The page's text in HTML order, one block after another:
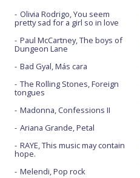
Olivia Rodrigo, You seem
pretty sad for a girl so in love
Paul McCartney, The boys of
Dungeon Lane
Bad Gyal, Más cara
The Rolling Stones, Foreign
tongues
Madonna, Confessions II
Ariana Grande, Petal
RAYE, This music may contain
hope.
Melendi, Pop rock